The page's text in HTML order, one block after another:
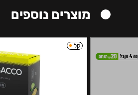
מוצרים נוספים
קל